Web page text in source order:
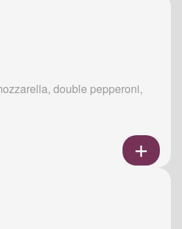
double pepperoni,